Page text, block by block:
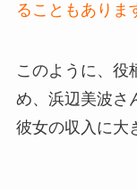
ることもありま
このように、役
め、浜辺美波さ
彼女の収入に大